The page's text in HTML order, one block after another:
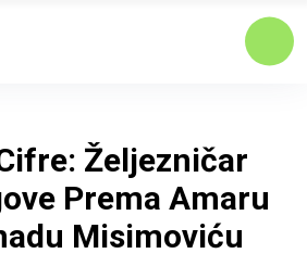
Željezničar
Prema Amaru
Misimoviću